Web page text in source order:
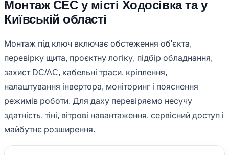
Монтаж СЕС у місті Ходосівка та у
Київській області
Монтаж під ключ включає обстеження об'єкта,
перевірку щита, проєктну логіку, підбір обладнання,
захист DC/AC, кабельні траси, кріплення,
налаштування інвертора, моніторинг і пояснення
режимів роботи. Для даху перевіряємо несучу
здатність, тіні, вітрові навантаження, сервісний доступ і
майбутнє розширення.